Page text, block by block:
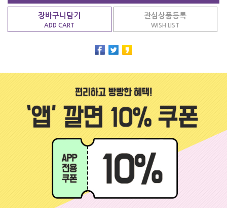
장바구니담기
ADD CART
관심상품등록
WISH LIST